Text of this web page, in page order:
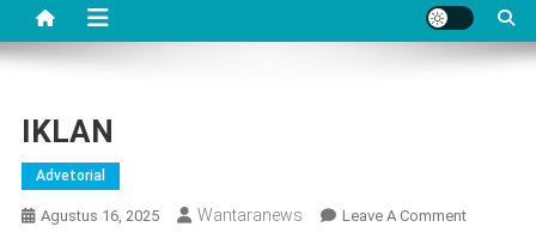
IKLAN
Advetorial
Agustus 16, 2025 Wantaranews Leave A CommentOn